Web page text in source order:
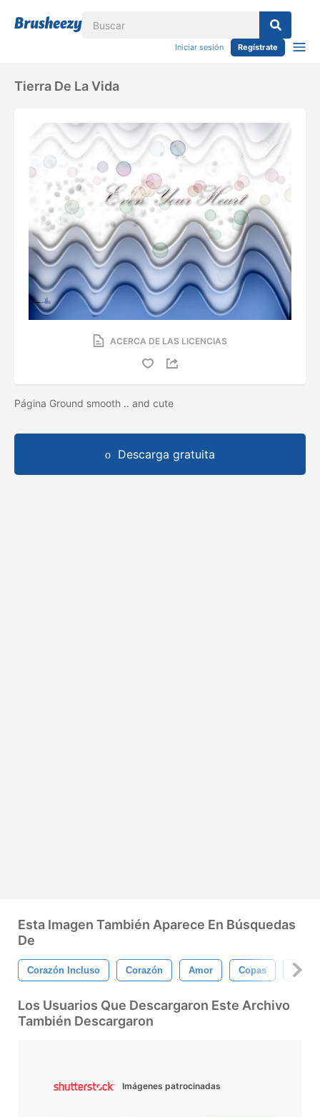
Iniciar sesión Regístrate
Tierra De La Vida
ACERCA DE LAS LICENCIAS
Página Ground smooth .. and cute
Descarga gratuita
Esta Imagen También Aparece En Búsquedas
De
Corazón Incluso Corazón Amor Copas Vector
Los Usuarios Que Descargaron Este Archivo
También Descargaron
Imágenes patrocinadas